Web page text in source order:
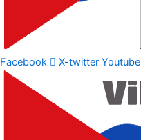
Facebook X-twitter Youtube